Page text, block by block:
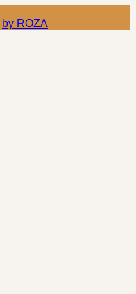
by ROZA